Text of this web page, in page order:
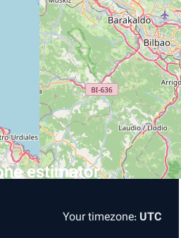
County
of the
Country
Country
Spain
رخدادهای پیش رو
estimator
Your timezone:UTC